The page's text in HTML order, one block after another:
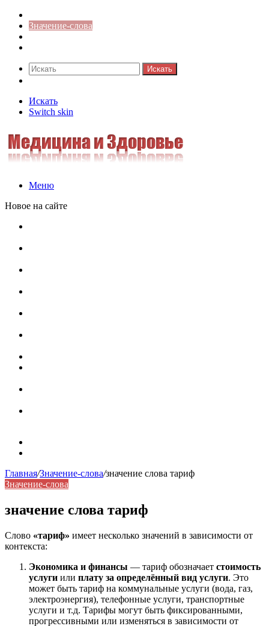
Значение-слова
Искать
Искать
Switch skin
Меню
Новое на сайте
Главная/Значение-слова/значение слова тариф
Значение-слова
значение слова тариф
Слово «тариф» имеет несколько значений в зависимости от
контекста:
Экономика и финансы — тариф обозначает стоимость
услуги или плату за определённый вид услуги. Это
может быть тариф на коммунальные услуги (вода, газ,
электроэнергия), телефонные услуги, транспортные
услуги и т.д. Тарифы могут быть фиксированными,
прогрессивными или изменяться в зависимости от